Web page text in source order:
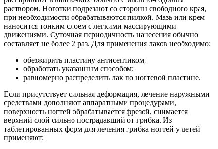
раствором. Ноготки подрезают со стороны свободного края,
при необходимости обрабатываются пилкой. Мазь или крем
наносится тонким слоем с легкими массирующими
движениями. Суточная периодичность нанесения обычно
составляет не более 2 раз. Для применения лаков необходимо:
обезжирить пластину антисептиком;
обработать указанным способом;
равномерно распределить лак по ногтевой пластине.
Если присутствует сильная деформация, лечение наружными
средствами дополняют аппаратными процедурами,
поверхность ногтей обрабатывается фрезой, снимается
верхний слой сильно пострадавший от грибка. Из
таблетированных форм для лечения грибка ногтей у детей
применяют: